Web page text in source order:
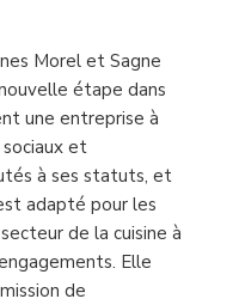
Morel et Sagne
étape dans
une entreprise à
et
à ses statuts, et
adapté pour les
de la cuisine à
Elle
de